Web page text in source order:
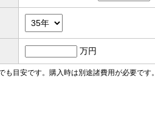
万円
目安です。購入時は別途諸費用が必要です。